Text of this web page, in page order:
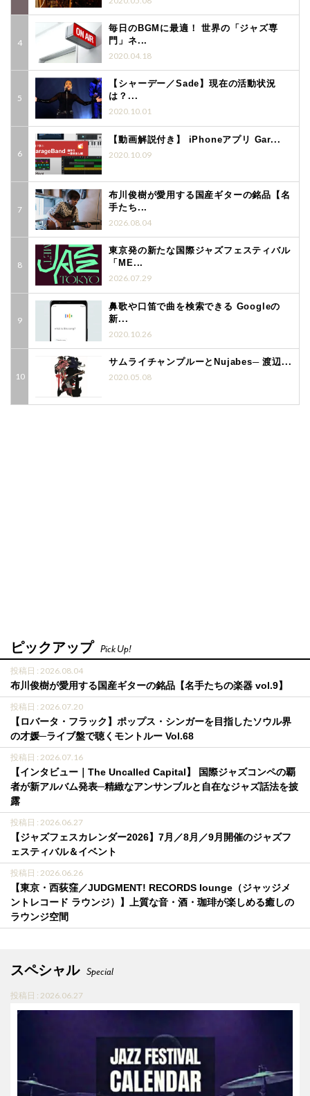
毎日のBGMに最適！ 世界の「ジャズ専
門」ネ...
2020.04.18
【シャーデー／Sade】現在の活動状況
は？...
2020.10.01
【動画解説付き】 iPhoneアプリ Gar...
2020.10.09
布川俊樹が愛用する国産ギターの銘品【名
手たち...
2026.08.04
東京発の新たな国際ジャズフェスティバル
「ME...
2026.07.29
鼻歌や口笛で曲を検索できる Googleの
新...
2020.10.26
サムライチャンプルーとNujabes─ 渡辺...
2020.05.08
ピックアップ Pick Up!
投稿日 : 2026.08.04
布川俊樹が愛用する国産ギターの銘品【名手たちの楽器 vol.9】
投稿日 : 2026.07.20
【ロバータ・フラック】ポップス・シンガーを目指したソウル界
の才媛─ライブ盤で聴くモントルー Vol.68
投稿日 : 2026.07.16
【インタビュー｜The Uncalled Capital】 国際ジャズコンペの覇
者が新アルバム発表─精緻なアンサンブルと自在なジャズ話法を披
露
投稿日 : 2026.06.27
【ジャズフェスカレンダー2026】7月／8月／9月開催のジャズフ
ェスティバル＆イベント
投稿日 : 2026.06.26
【東京・西荻窪／JUDGMENT! RECORDS lounge（ジャッジメ
ントレコード ラウンジ）】上質な音・酒・珈琲が楽しめる癒しの
ラウンジ空間
スペシャル Special
投稿日 : 2026.06.27